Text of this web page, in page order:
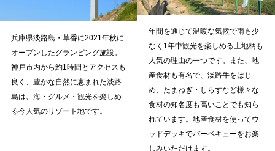
兵庫県淡路島・草香に2021年秋に
オープンしたグランピング施設。
神戸市内から約1時間とアクセスも
良く、豊かな自然に恵まれた淡路
島は、海・グルメ・観光を楽しめ
る今人気のリゾート地です。
年間を通じて温暖な気候で雨も少
なく1年中観光を楽しめる土地柄も
人気の理由の一つです。また、地
産食材も有名で、淡路牛をはじ
め、たまねぎ・しらすなど様々な
食材の知名度も高いことでも知ら
れています。地産食材を使ってウ
ッドデッキでバーベキューをお楽
しみいただけます。